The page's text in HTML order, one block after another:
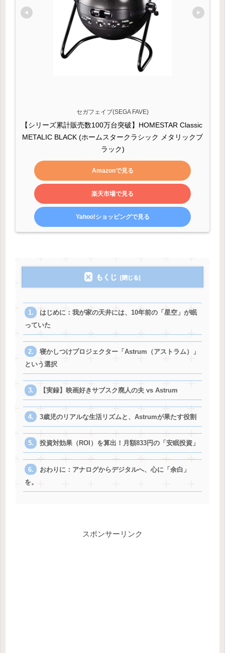
セガフェイブ(SEGA FAVE)
【シリーズ累計販売数100万台突破】HOMESTAR Classic
METALIC BLACK (ホームスタークラシック メタリックブ
ラック)
Amazonで見る
楽天市場で見る
Yahoo!ショッピングで見る
もくじ
はじめに：我が家の天井には、10年前の「星空」が眠
っていた
寝かしつけプロジェクター「Astrum（アストラム）」
という選択
【実録】映画好きサブスク廃人の夫 vs Astrum
3歳児のリアルな生活リズムと、Astrumが果たす役割
投資対効果（ROI）を算出！月額833円の「安眠投資」
おわりに：アナログからデジタルへ、心に「余白」
を。
スポンサーリンク